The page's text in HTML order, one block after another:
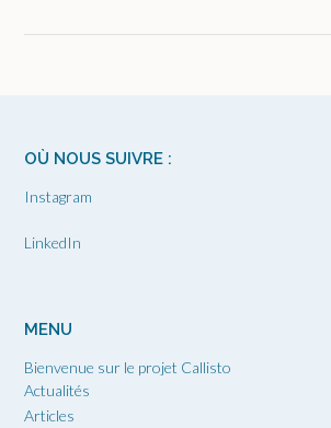
OÙ NOUS SUIVRE :
Instagram
LinkedIn
MENU
Bienvenue sur le projet Callisto
Actualités
Articles